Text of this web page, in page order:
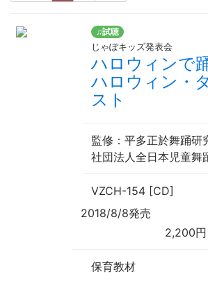
♫試聴
じゃぽキッズ発表会
ハロウィンで
ハロウィン・
スト
監修 ：平多正於舞踊研
社団法人全日本児童舞
VZCH-154 [CD]
2018/8/8発売
2,200円
保育教材